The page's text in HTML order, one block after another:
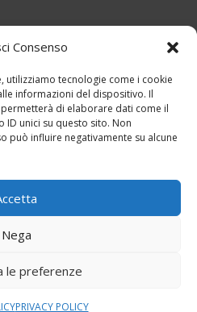
Consenso
utilizziamo tecnologie come i cookie
informazioni del dispositivo. Il
di elaborare dati come il
unici su questo sito. Non
può influire negativamente su alcune
Nega
le preferenze
PRIVACY POLICY
| Cookies
12798460155 è responsabile per i
di questo sito web